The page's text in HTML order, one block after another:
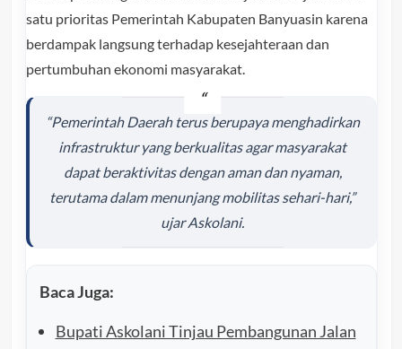
satu prioritas Pemerintah Kabupaten Banyuasin karena
berdampak langsung terhadap kesejahteraan dan
pertumbuhan ekonomi masyarakat.
“Pemerintah Daerah terus berupaya menghadirkan
infrastruktur yang berkualitas agar masyarakat
dapat beraktivitas dengan aman dan nyaman,
terutama dalam menunjang mobilitas sehari-hari,”
ujar Askolani.
Baca Juga:
Bupati Askolani Tinjau Pembangunan Jalan